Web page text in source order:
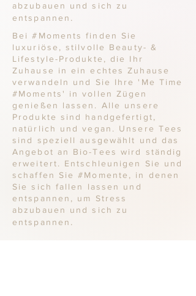
abzubauen und sich zu
entspannen .
Bei #Moments finden Sie
luxuriöse, stilvolle Beauty- &
Lifestyle-Produkte, die Ihr
Zuhause in ein echtes Zuhause
verwandeln und Sie Ihre 'Me Time
#Moments' in vollen Zügen
genießen lassen. Alle unsere
Produkte sind handgefertigt,
natürlich und vegan. Unsere Tees
sind speziell ausgewählt und das
Angebot an Bio-Tees wird ständig
erweitert. Entschleunigen Sie und
schaffen Sie #Momente, in denen
Sie sich fallen lassen und
entspannen, um Stress
abzubauen und sich zu
entspannen .